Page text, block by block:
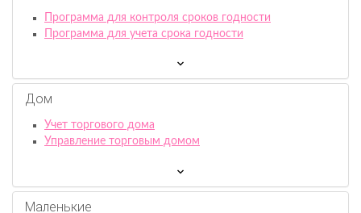
Программа для контроля сроков годности
Программа для учета срока годности
Дом
Учет торгового дома
Управление торговым домом
Маленькие